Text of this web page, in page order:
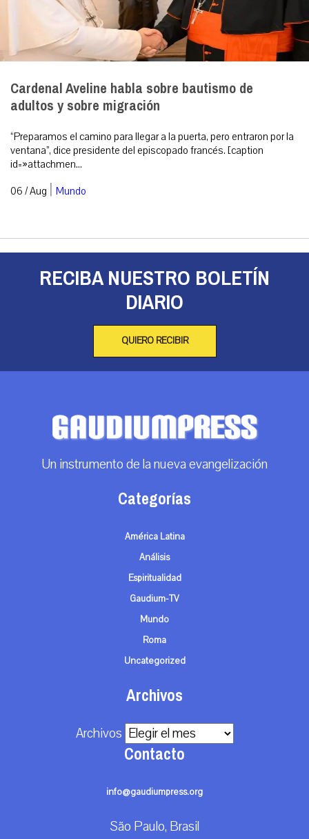
Cardenal Aveline habla sobre bautismo de
adultos y sobre migración
“Preparamos el camino para llegar a la puerta, pero entraron por la
ventana”, dice presidente del episcopado francés. [caption
id=»attachmen...
06 / Aug | Mundo
RECIBA NUESTRO BOLETÍN
DIARIO
QUIERO RECIBIR
Un instrumento de la nueva evangelización
Categorías
América Latina
Análisis
Espiritualidad
Gaudium-TV
Mundo
Roma
Uncategorized
Archivos
Archivos
Contacto
info@gaudiumpress.org
São Paulo, Brasil